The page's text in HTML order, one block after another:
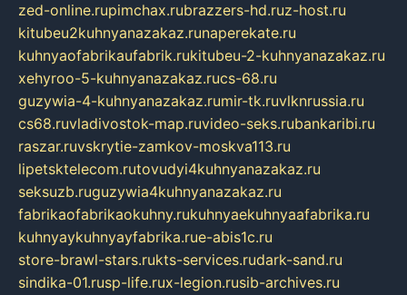
zed-online.rupimchax.rubrazzers-hd.ruz-host.ru
kitubeu2kuhnyanazakaz.runaperekate.ru
kuhnyaofabrikaufabrik.rukitubeu-2-kuhnyanazakaz.ru
xehyroo-5-kuhnyanazakaz.rucs-68.ru
guzywia-4-kuhnyanazakaz.rumir-tk.ruvlknrussia.ru
cs68.ruvladivostok-map.ruvideo-seks.rubankaribi.ru
raszar.ruvskrytie-zamkov-moskva113.ru
lipetsktelecom.rutovudyi4kuhnyanazakaz.ru
seksuzb.ruguzywia4kuhnyanazakaz.ru
fabrikaofabrikaokuhny.rukuhnyaekuhnyaafabrika.ru
kuhnyaykuhnyayfabrika.rue-abis1c.ru
store-brawl-stars.rukts-services.rudark-sand.ru
sindika-01.rusp-life.rux-legion.rusib-archives.ru